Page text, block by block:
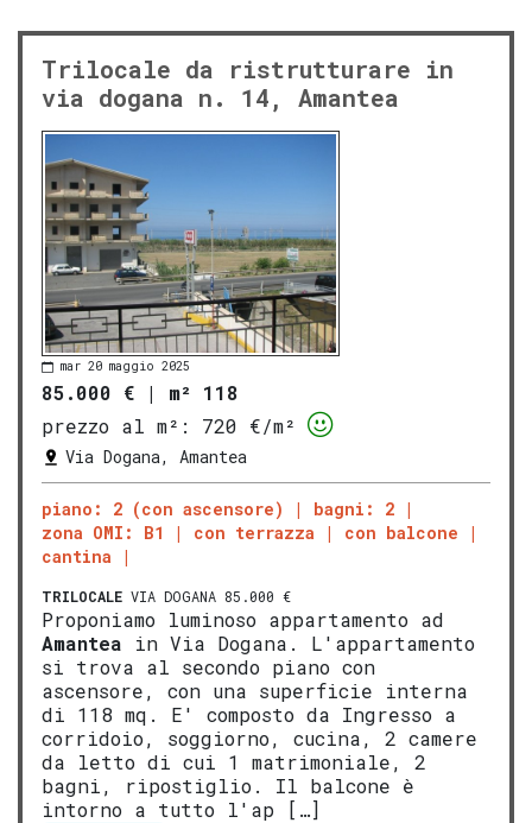
Trilocale da ristrutturare in
via dogana n. 14, Amantea
mar 20 maggio 2025
85.000 € | m² 118
prezzo al m²:
720 €/m²
Via Dogana, Amantea
piano: 2 (con ascensore)
bagni: 2
zona OMI: B1
con terrazza
con balcone
cantina
TRILOCALE VIA DOGANA 85.000 €
Proponiamo luminoso appartamento ad
Amantea in Via Dogana. L'appartamento
si trova al secondo piano con
ascensore, con una superficie interna
di 118 mq. E' composto da Ingresso a
corridoio, soggiorno, cucina, 2 camere
da letto di cui 1 matrimoniale, 2
bagni, ripostiglio. Il balcone è
intorno a tutto l'ap […]